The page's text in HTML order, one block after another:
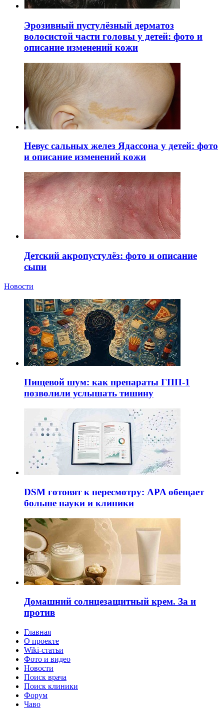
Эрозивный пустулёзный дерматоз
волосистой части головы у детей: фото и
описание изменений кожи
Невус сальных желез Ядассона у детей: фото
и описание изменений кожи
Детский акропустулёз: фото и описание
сыпи
Новости
Пищевой шум: как препараты ГПП-1
позволили услышать тишину
DSM готовят к пересмотру: APA обещает
больше науки и клиники
Домашний солнцезащитный крем. За и
против
Главная
О проекте
Wiki-статьи
Фото и видео
Новости
Поиск врача
Поиск клиники
Форум
Чаво